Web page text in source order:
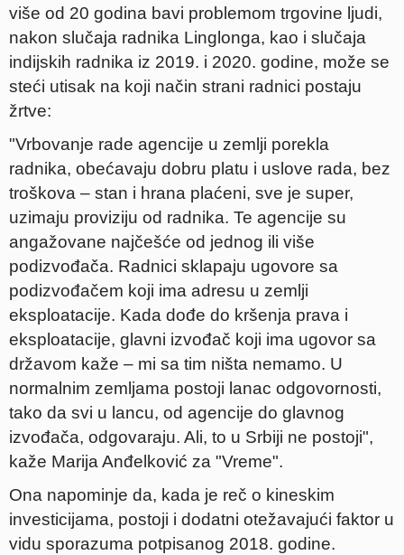
više od 20 godina bavi problemom trgovine ljudi,
nakon slučaja radnika Linglonga, kao i slučaja
indijskih radnika iz 2019. i 2020. godine, može se
steći utisak na koji način strani radnici postaju
žrtve:
"Vrbovanje rade agencije u zemlji porekla
radnika, obećavaju dobru platu i uslove rada, bez
troškova – stan i hrana plaćeni, sve je super,
uzimaju proviziju od radnika. Te agencije su
angažovane najčešće od jednog ili više
podizvođača. Radnici sklapaju ugovore sa
podizvođačem koji ima adresu u zemlji
eksploatacije. Kada dođe do kršenja prava i
eksploatacije, glavni izvođač koji ima ugovor sa
državom kaže – mi sa tim ništa nemamo. U
normalnim zemljama postoji lanac odgovornosti,
tako da svi u lancu, od agencije do glavnog
izvođača, odgovaraju. Ali, to u Srbiji ne postoji",
kaže Marija Anđelković za "Vreme".
Ona napominje da, kada je reč o kineskim
investicijama, postoji i dodatni otežavajući faktor u
vidu sporazuma potpisanog 2018. godine.